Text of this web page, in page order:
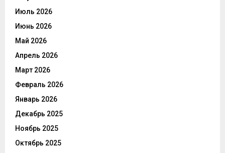
Июль 2026
Июнь 2026
Май 2026
Апрель 2026
Март 2026
Февраль 2026
Январь 2026
Декабрь 2025
Ноябрь 2025
Октябрь 2025